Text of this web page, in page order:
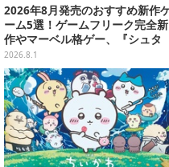
2026年8月発売のおすすめ新作
ーム5選！ゲームフリーク完全新
作やマーベル格ゲー、『シュタ
ゲ』リブートなど注目作が目白押
し【特集】
2026.8.1